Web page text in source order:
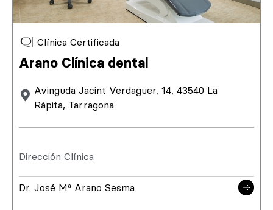
Clínica Certificada
Arano Clínica dental
Avinguda Jacint Verdaguer, 14, 43540 La
Ràpita, Tarragona
Dirección Clínica
Dr. José Mª Arano Sesma